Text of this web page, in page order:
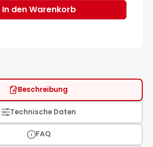
In den Warenkorb
Beschreibung
Technische Daten
FAQ